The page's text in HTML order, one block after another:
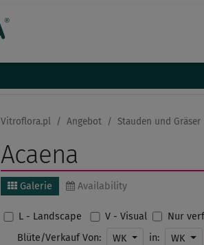
Vitroflora.pl Angebot Stauden und Gräser
Acaena
Galerie Availability
L - Landscape V - Visual Nur
Blüte/Verkauf Von:
WK in: WK